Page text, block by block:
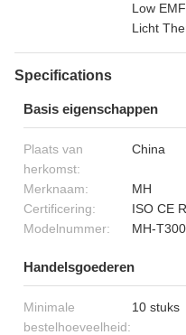
Low
Licht
Specifications
Basis eigenschappen
Plaats van
herkomst:
China
Merknaam:
MH
Certificering:
ISO CE
Modelnummer:
MH-
Handelsgoederen
Minimale
bestelhoeveelheid:
10 stuks